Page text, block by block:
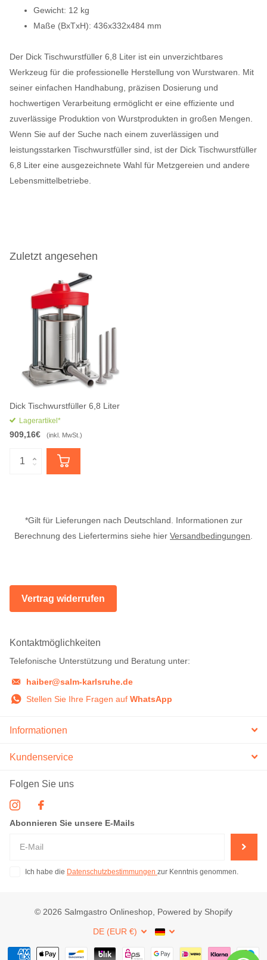
Gewicht: 12 kg
Maße (BxTxH): 436x332x484 mm
Der Dick Tischwurstfüller 6,8 Liter ist ein unverzichtbares
Werkzeug für die professionelle Herstellung von Wurstwaren. Mit
seiner einfachen Handhabung, präzisen Dosierung und
hochwertigen Verarbeitung ermöglicht er eine effiziente und
zuverlässige Produktion von Wurstprodukten in großen Mengen.
Wenn Sie auf der Suche nach einem zuverlässigen und
leistungsstarken Tischwurstfüller sind, ist der Dick Tischwurstfüller
6,8 Liter eine ausgezeichnete Wahl für Metzgereien und andere
Lebensmittelbetriebe.
Zuletzt angesehen
Dick Tischwurstfüller 6,8 Liter
Lagerartikel*
909,16€ (inkl. MwSt.)
*Gilt für Lieferungen nach Deutschland. Informationen zur
Berechnung des Liefertermins siehe hier Versandbedingungen.
Vertrag widerrufen
Kontaktmöglichkeiten
Telefonische Unterstützung und Beratung unter:
haiber@salm-karlsruhe.de
Stellen Sie Ihre Fragen auf WhatsApp
Informationen
Kundenservice
Folgen Sie uns
Abonnieren Sie unsere E-Mails
Ich habe die Datenschutzbestimmungen zur Kenntnis genommen.
© 2026 Salmgastro Onlineshop, Powered by Shopify
DE (EUR €)